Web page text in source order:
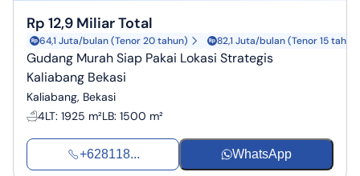
Rp 12,9 Miliar Total
64,1 Juta/bulan (Tenor 20 tahun) 82,1 Juta/bulan (Tenor 15
Gudang Murah Siap Pakai Lokasi Strategis
Kaliabang Bekasi
Kaliabang, Bekasi
4LT: 1925 m²LB: 1500 m²
+628118... WhatsApp